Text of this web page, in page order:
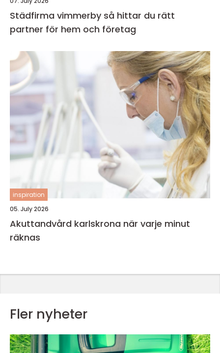
Städfirma vimmerby så hittar du rätt
partner för hem och företag
inspiration
05. July 2026
Akuttandvård karlskrona när varje minut
räknas
Fler nyheter